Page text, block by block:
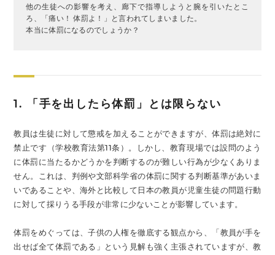
他の生徒への影響を考え、廊下で指導しようと腕を引いたとこ
ろ、「痛い！ 体罰よ！」と言われてしまいました。
本当に体罰になるのでしょうか？
1. 「手を出したら体罰」とは限らない
教員は生徒に対して懲戒を加えることができますが、体罰は絶対に
禁止です（学校教育法第11条）。しかし、教育現場では設問のよう
に体罰に当たるかどうかを判断するのが難しい行為が少なくありま
せん。これは、判例や文部科学省の体罰に関する判断基準があいま
いであることや、海外と比較して日本の教員が児童生徒の問題行動
に対して採りうる手段が非常に少ないことが影響しています。
体罰をめぐっては、子供の人権を徹底する観点から、「教員が手を
出せば全て体罰である」という見解も強く主張されていますが、教